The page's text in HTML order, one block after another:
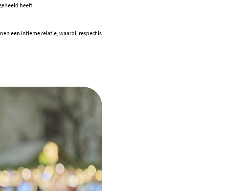
heeft.
een intieme relatie, waarbij respect is